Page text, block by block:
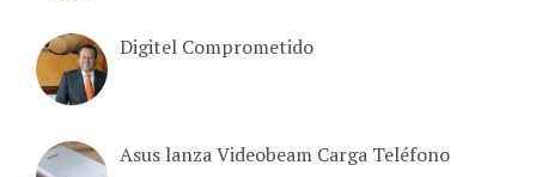
Digitel Comprometido
Asus lanza Videobeam Carga Teléfono